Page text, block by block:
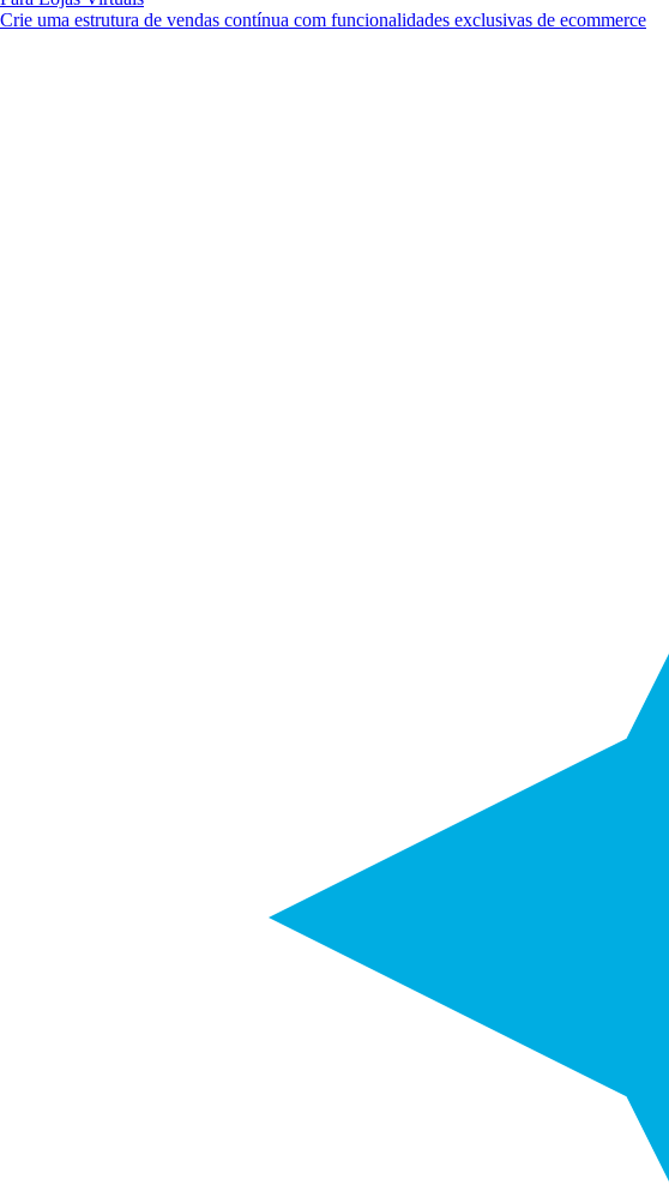
Crie uma estrutura de vendas contínua com funcionalidades exclusivas de ecommerce